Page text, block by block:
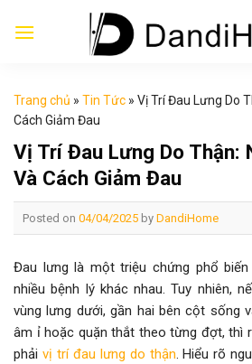
Trang chủ » Tin Tức » Vị Trí Đau Lưng Do
Cách Giảm Đau
Vị Trí Đau Lưng Do Thận:
Và Cách Giảm Đau
Posted on 04/04/2025 by DandiHome
Đau lưng là một triệu chứng phổ
nhiều bệnh lý khác nhau. Tuy nhiên,
vùng lưng dưới, gần hai bên cột sống
âm ỉ hoặc quặn thắt theo từng đợt, thì
phải vị trí đau lưng do thận. Hiểu rõ